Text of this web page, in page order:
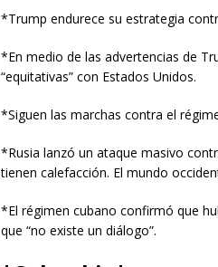
*Trump endurece su estrategia
*En medio de las advertencias de
“equitativas” con Estados Unidos.
*Siguen las marchas contra el
*Rusia lanzó un ataque masivo
tienen calefacción. El mundo
*El régimen cubano confirmó que
que “no existe un diálogo”.